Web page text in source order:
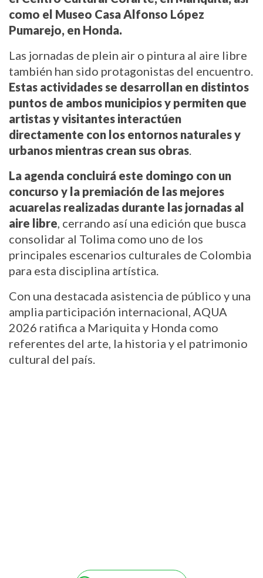
como el Museo Casa Alfonso López
Pumarejo, en Honda.
Las jornadas de plein air o pintura al aire libre
Estas actividades se desarrollan en distintos
puntos de ambos municipios y permiten que
artistas y visitantes interactúen
directamente con los entornos naturales y
urbanos mientras crean sus obras.
La agenda concluirá este domingo con un
concurso y la premiación de las mejores
acuarelas realizadas durante las jornadas al
aire libre, cerrando así una edición que busca
consolidar al Tolima como uno de los
principales escenarios culturales de Colombia
para esta disciplina artística.
Con una destacada asistencia de público y una
amplia participación internacional, AQUA
2026 ratifica a Mariquita y Honda como
referentes del arte, la historia y el patrimonio
cultural del país.